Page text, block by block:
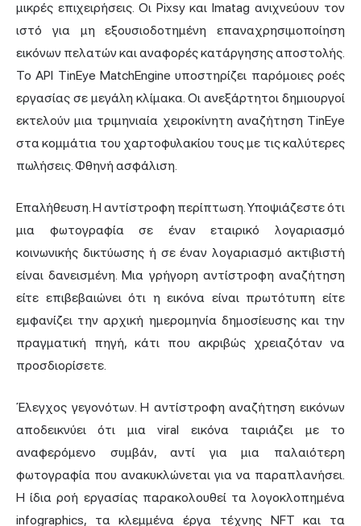
μικρές επιχειρήσεις. Οι Pixsy και Imatag ανιχνεύουν τον
ιστό για μη εξουσιοδοτημένη επαναχρησιμοποίηση
εικόνων πελατών και αναφορές κατάργησης αποστολής.
Το API TinEye MatchEngine υποστηρίζει παρόμοιες ροές
εργασίας σε μεγάλη κλίμακα. Οι ανεξάρτητοι δημιουργοί
εκτελούν μια τριμηνιαία χειροκίνητη αναζήτηση TinEye
στα κομμάτια του χαρτοφυλακίου τους με τις καλύτερες
πωλήσεις. Φθηνή ασφάλιση.
Επαλήθευση. Η αντίστροφη περίπτωση. Υποψιάζεστε ότι
μια φωτογραφία σε έναν εταιρικό λογαριασμό
κοινωνικής δικτύωσης ή σε έναν λογαριασμό ακτιβιστή
είναι δανεισμένη. Μια γρήγορη αντίστροφη αναζήτηση
είτε επιβεβαιώνει ότι η εικόνα είναι πρωτότυπη είτε
εμφανίζει την αρχική ημερομηνία δημοσίευσης και την
πραγματική πηγή, κάτι που ακριβώς χρειαζόταν να
προσδιορίσετε.
Έλεγχος γεγονότων. Η αντίστροφη αναζήτηση εικόνων
αποδεικνύει ότι μια viral εικόνα ταιριάζει με το
αναφερόμενο συμβάν, αντί για μια παλαιότερη
φωτογραφία που ανακυκλώνεται για να παραπλανήσει.
Η ίδια ροή εργασίας παρακολουθεί τα λογοκλοπημένα
infographics, τα κλεμμένα έργα τέχνης NFT και τα